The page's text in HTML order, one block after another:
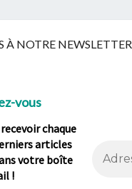
À NOTRE NEWSLETTER
vous
chaque
articles
votre boîte
!